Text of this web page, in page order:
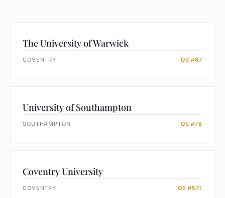
The University of Warwick
COVENTRY QS #67
University of Southampton
SOUTHAMPTON QS #78
Coventry University
COVENTRY QS #571